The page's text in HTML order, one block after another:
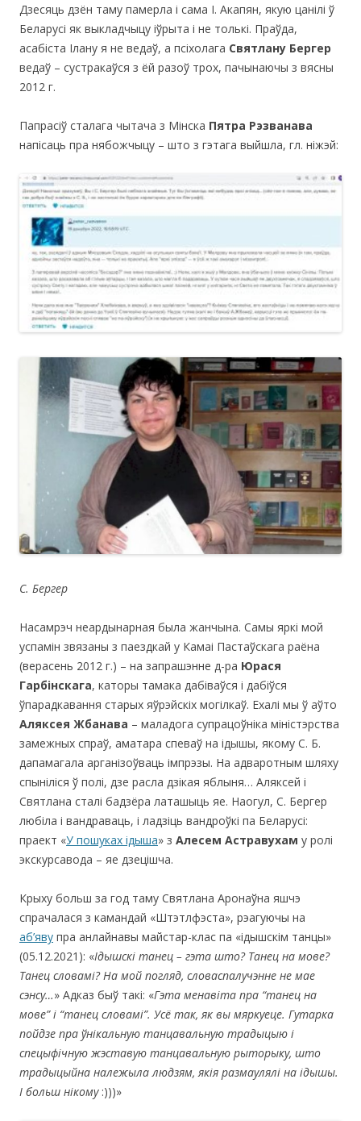
Дзеcяць дзён таму памерла і сама І. Акапян, якую цанілі ў
Беларусі як выкладчыцу іўрыта і не толькі. Праўда,
асабіста Ілану я не ведаў, а псіхолага Святлану Бергер
ведаў – сустракаўся з ёй разоў трох, пачынаючы з вясны
2012 г.
Папрасіў сталага чытача з Мінска Пятра Рэзванава
напісаць пра нябожчыцу – што з гэтага выйшла, гл. ніжэй:
C. Бергер
Насамрэч неардынарная была жанчына. Самы яркі мой
успамін звязаны з паездкай у Камаі Пастаўскага раёна
(верасень 2012 г.) – на запрашэнне д-ра Юрася
Гарбінскага, каторы тамака дабіваўся і дабіўся
ўпарадкавання старых яўрэйскіх могілкаў. Ехалі мы ў аўто
Аляксея Жбанава – маладога супрацоўніка міністэрства
замежных спраў, аматара спеваў на ідышы, якому С. Б.
дапамагала арганізоўваць імпрэзы. На адваротным шляху
спыніліся ў полі, дзе расла дзікая яблыня… Аляксей і
Святлана сталі бадзёра латашыць яе. Наогул, С. Бергер
любіла і вандраваць, і ладзіць вандроўкі па Беларусі:
праект «У пошуках ідыша» з Алесем Астравухам у ролі
экскурсавода – яе дзецішча.
Крыху больш за год таму Святлана Аронаўна яшчэ
спрачалася з камандай «Штэтлфэста», рэагуючы на
аб’яву пра анлайнавы майстар-клас па «ідышскім танцы»
(05.12.2021): «Ідышскі танец – гэта што? Танец на мове?
Танец словамі?На мой погляд, словаспалучэнне не мае
сэнсу…» Адказ быў такі: «Гэта менавіта пра “танец на
мове” і “танец словамі”. Усё так, як вы мяркуеце. Гутарка
пойдзе пра ўнікальную танцавальную традыцыю і
спецыфічную жэставую танцавальную рыторыку, што
традыцыйна належыла людзям, якія размаулялі на ідышы.
І больш нікому:)))»